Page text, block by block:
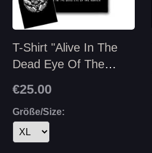
T-Shirt "Alive In The
Dead Eye Of The
€25.00
Größe/Size: